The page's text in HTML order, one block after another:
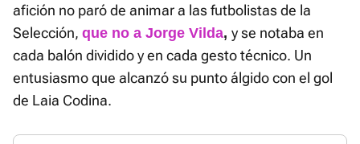
afición no paró de animar a las futbolistas de la
Selección, que no a Jorge Vilda, y se notaba en
cada balón dividido y en cada gesto técnico. Un
entusiasmo que alcanzó su punto álgido con el gol
de Laia Codina.